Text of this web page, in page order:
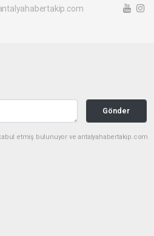
Gönder
etmiş bulunuyor ve antalyahabertakip.com